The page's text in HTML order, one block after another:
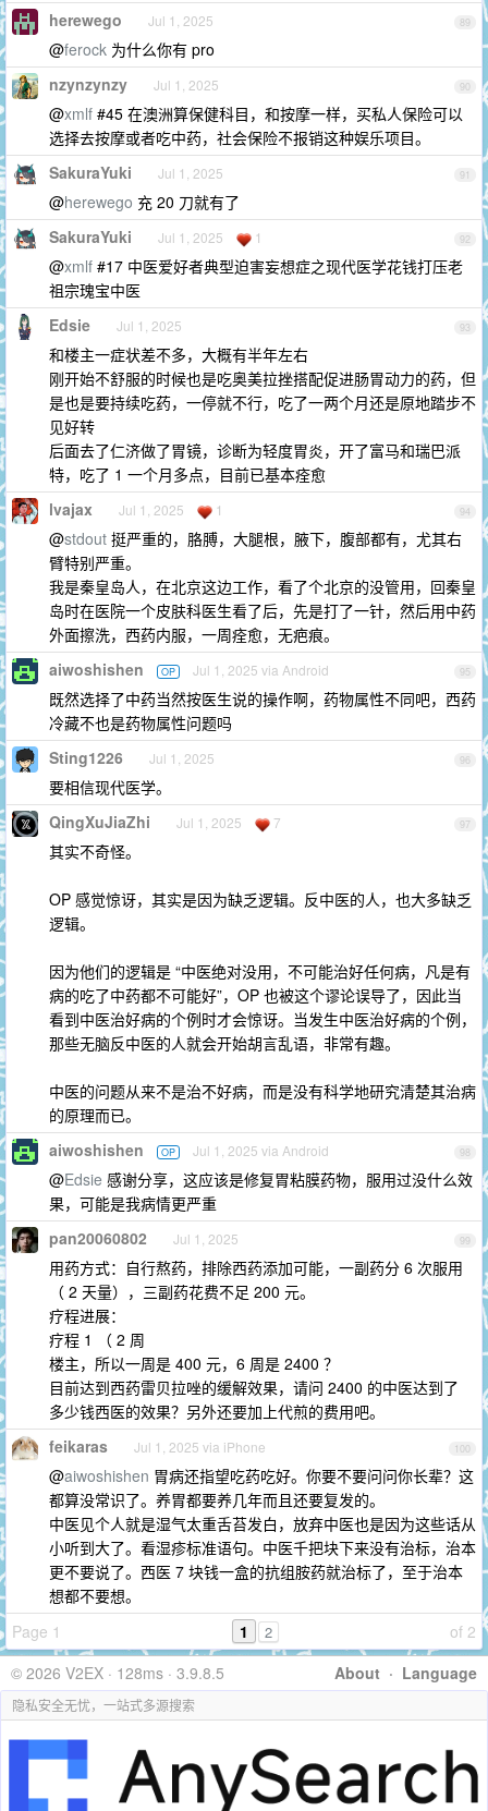
89
herewego Jul 1, 2025
@ferock 为什么你有 pro
90
nzynzynzy Jul 1, 2025
@xmlf #45 在澳洲算保健科目，和按摩一样，买私人保险可以
选择去按摩或者吃中药，社会保险不报销这种娱乐项目。
91
SakuraYuki Jul 1, 2025
@herewego 充 20 刀就有了
92
SakuraYuki Jul 1, 2025 1
@xmlf #17 中医爱好者典型迫害妄想症之现代医学花钱打压老
祖宗瑰宝中医
93
Edsie Jul 1, 2025
和楼主一症状差不多，大概有半年左右
刚开始不舒服的时候也是吃奥美拉挫搭配促进肠胃动力的药，但
是也是要持续吃药，一停就不行，吃了一两个月还是原地踏步不
见好转
后面去了仁济做了胃镜，诊断为轻度胃炎，开了富马和瑞巴派
特，吃了 1 一个月多点，目前已基本痊愈
94
lvajax Jul 1, 2025 1
@stdout 挺严重的，胳膊，大腿根，腋下，腹部都有，尤其右
臂特别严重。
我是秦皇岛人，在北京这边工作，看了个北京的没管用，回秦皇
岛时在医院一个皮肤科医生看了后，先是打了一针，然后用中药
外面擦洗，西药内服，一周痊愈，无疤痕。
95
aiwoshishen OP Jul 1, 2025 via Android
既然选择了中药当然按医生说的操作啊，药物属性不同吧，西药
冷藏不也是药物属性问题吗
96
Sting1226 Jul 1, 2025
要相信现代医学。
97
QingXuJiaZhi Jul 1, 2025 7
其实不奇怪。
OP 感觉惊讶，其实是因为缺乏逻辑。反中医的人，也大多缺乏
逻辑。
因为他们的逻辑是 “中医绝对没用，不可能治好任何病，凡是有
病的吃了中药都不可能好”，OP 也被这个谬论误导了，因此当
看到中医治好病的个例时才会惊讶。当发生中医治好病的个例，
那些无脑反中医的人就会开始胡言乱语，非常有趣。
中医的问题从来不是治不好病，而是没有科学地研究清楚其治病
的原理而已。
98
aiwoshishen OP Jul 1, 2025 via Android
@Edsie 感谢分享，这应该是修复胃粘膜药物，服用过没什么效
果，可能是我病情更严重
99
pan20060802 Jul 1, 2025
用药方式：自行熬药，排除西药添加可能，一副药分 6 次服用
（ 2 天量），三副药花费不足 200 元。
疗程进展：
疗程 1 （ 2 周
楼主，所以一周是 400 元，6 周是 2400 ？
目前达到西药雷贝拉唑的缓解效果，请问 2400 的中医达到了
多少钱西医的效果？另外还要加上代煎的费用吧。
100
feikaras Jul 1, 2025 via iPhone
@aiwoshishen 胃病还指望吃药吃好。你要不要问问你长辈？这
都算没常识了。养胃都要养几年而且还要复发的。
中医见个人就是湿气太重舌苔发白，放弃中医也是因为这些话从
小听到大了。看湿疹标准语句。中医千把块下来没有治标，治本
更不要说了。西医 7 块钱一盒的抗组胺药就治标了，至于治本
想都不要想。
Page 1
of 2
1 2
About · Language
© 2026 V2EX · 128ms · 3.9.8.5
隐私安全无忧，一站式多源搜索